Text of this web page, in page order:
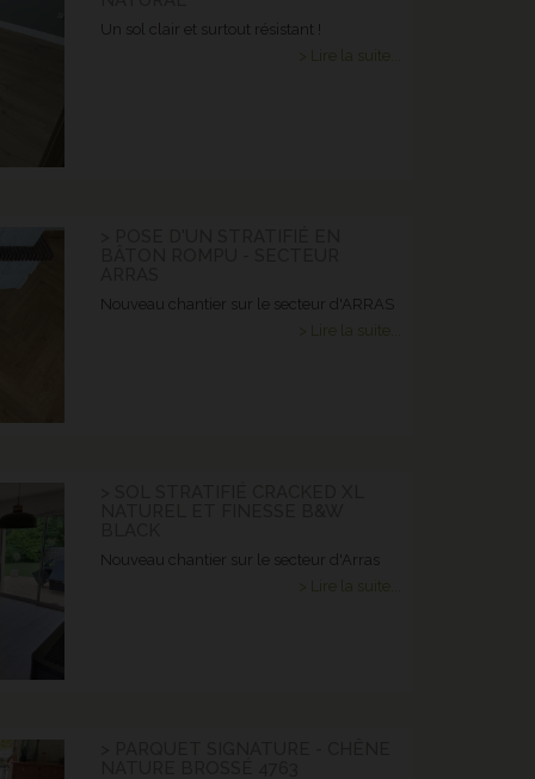
Un sol clair et surtout résistant !
> Lire la suite...
Nouveau chantier sur le secteur d'ARRAS
> Lire la suite...
Nouveau chantier sur le secteur d'Arras
> Lire la suite...